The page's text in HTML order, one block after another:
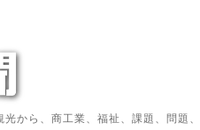
から、商工業、福祉、課題、問題